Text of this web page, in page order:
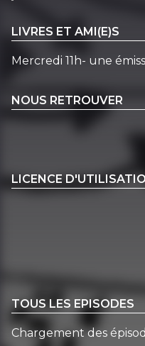
LIVRES ET AMI(E)S
Mercredi 11h- une
NOUS RETROUVER
LICENCE
TOUS LES EPISODES
Chargement des